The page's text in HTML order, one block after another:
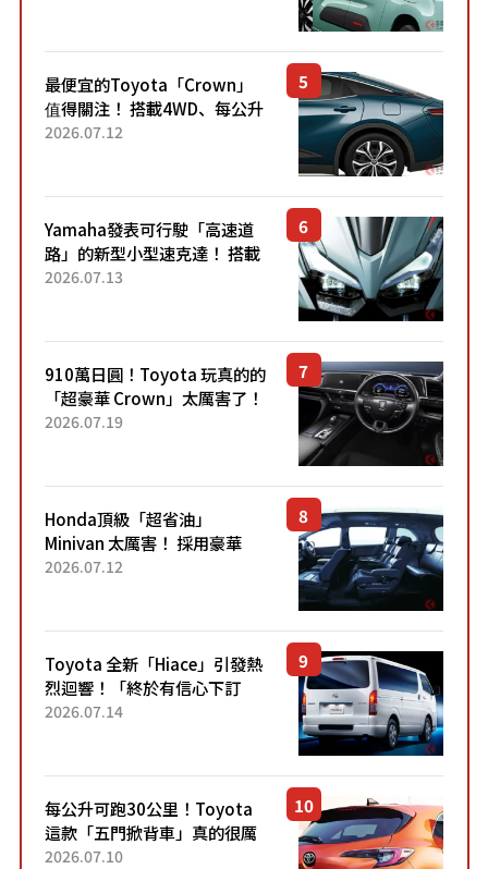
最便宜的Toyota「Crown」
值得關注！ 搭載4WD、每公升
22.4公里低油耗表現超亮眼！
2026.07.12
Yamaha發表可行駛「高速道
路」的新型小型速克達！ 搭載
能享受超強勁「渦輪感」的動
2026.07.13
910萬日圓！Toyota 玩真的的
「超豪華 Crown」太厲害了！
採用由「匠人技藝」打造的
2026.07.19
Honda頂級「超省油」
Minivan 太厲害！ 採用豪華
「真皮座椅」與專屬「黑色內
「三...
2026.07.12
Toyota 全新「Hiace」引發熱
烈迴響！「終於有信心下訂
了！」「哪個等級交車最
車？...
2026.07.14
每公升可跑30公里！Toyota
這款「五門掀背車」真的很厲
害！ 擁有全長4.3公尺的「剛剛
2026.07.10